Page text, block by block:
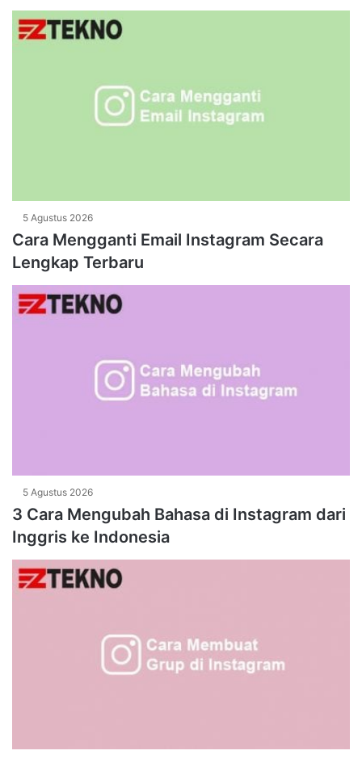
5 Agustus 2026
Cara Mengganti Email Instagram Secara
Lengkap Terbaru
5 Agustus 2026
3 Cara Mengubah Bahasa di Instagram dari
Inggris ke Indonesia